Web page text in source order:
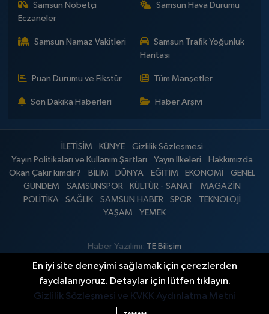
Samsun Nöbetçi
Eczaneler
Samsun Hava Durumu
Samsun Namaz Vakitleri
Samsun Trafik Yoğunluk
Haritası
Puan Durumu ve Fikstür Tüm Manşetler
Son Dakika Haberleri Haber Arşivi
İLETİŞİM KÜNYE
Gizlilik Sözleşmesi
Yayın Politikaları ve Kullanım Şartları
Yayın İlkeleri
Hakkımızda
Okan Çakır kimdir?
BİLİM DÜNYA EĞİTİM EKONOMİ
GENEL
GÜNDEM
SAMSUNSPOR KÜLTÜR - SANAT
MAGAZİN
POLİTİKA
SAĞLIK SAMSUN HABER SPOR
TEKNOLOJİ
YAŞAM
YEMEK
Haber Yazılımı: TE Bilişim
En iyi site deneyimi sağlamak için çerezlerden
faydalanıyoruz. Detaylar için lütfen tıklayın.
Gizlilik Sözleşmesi ve KVKK Aydınlatma Metni